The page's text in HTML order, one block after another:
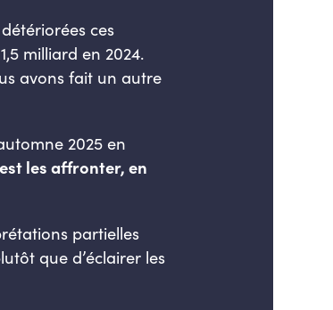
ces
milliard en 2024.
avons fait un autre
2025 en
les affronter, en
partielles
que d’éclairer les